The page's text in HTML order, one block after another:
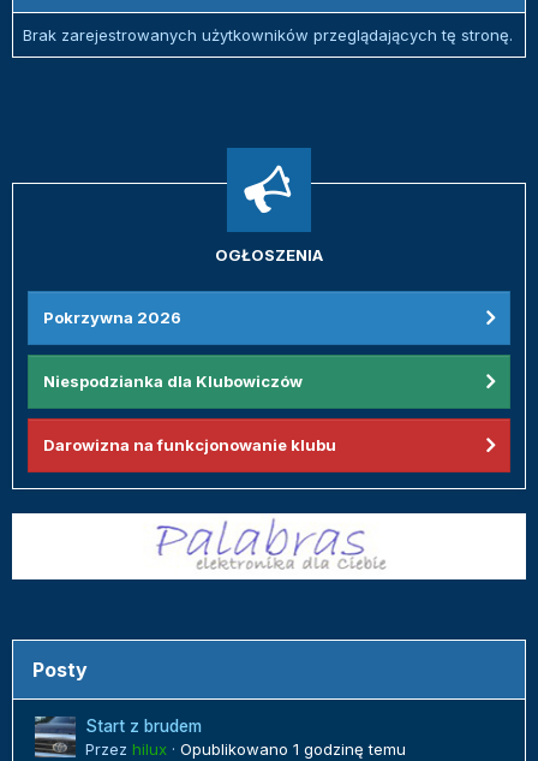
Brak zarejestrowanych użytkowników przeglądających tę stronę.
OGŁOSZENIA
Pokrzywna 2026
Niespodzianka dla Klubowiczów
Darowizna na funkcjonowanie klubu
Posty
Start z brudem
Przez hilux · Opublikowano 1 godzinę temu